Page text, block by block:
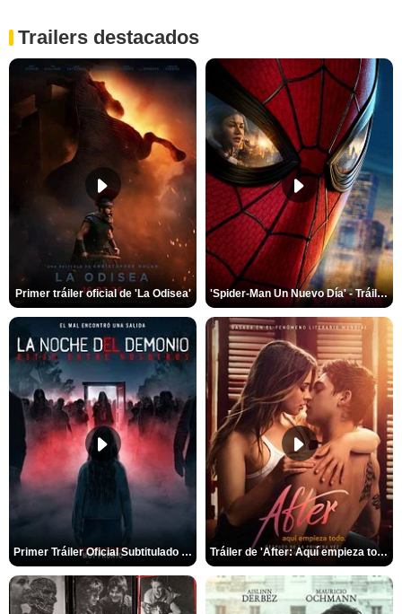
Trailers destacados
Primer tráiler oficial de 'La Odisea' 'Spider-Man Un Nuevo Día' - Tráiler oficial subtitulado
Primer Tráiler Oficial Subtitulado de 'La Noche Del Demonio: Están Entre Nosotros' Tráiler de 'After: Aquí empieza todo'